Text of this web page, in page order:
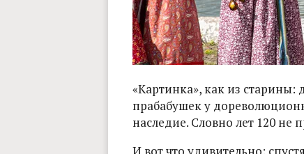
«Картинка», как из
прабабушек у
наследие. Словно лет 120 не
И вот что удивительно: